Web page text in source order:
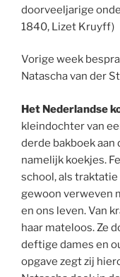
doorveeljarige
1840, Lizet Kruyff)
Vorige week
Natascha van der
Het Nederlandse
kleindochter van
derde bakboek
namelijk koekjes.
school, als traktatie
gewoon verweven
en ons leven. Van
haar mateloos. Ze
deftige dames en
opgave zegt zij